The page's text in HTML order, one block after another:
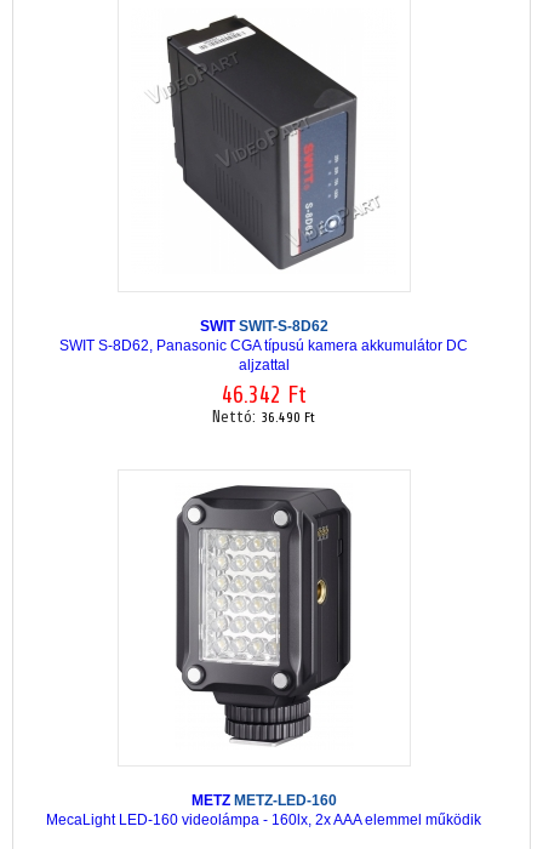
SWITSWIT-S-8D62
SWIT S-8D62, Panasonic CGA típusú kamera akkumulátor DC
aljzattal
46.342 Ft
Nettó: 36.490 Ft
METZ METZ-LED-160
MecaLight LED-160 videolámpa - 160lx, 2x AAA elemmel működik